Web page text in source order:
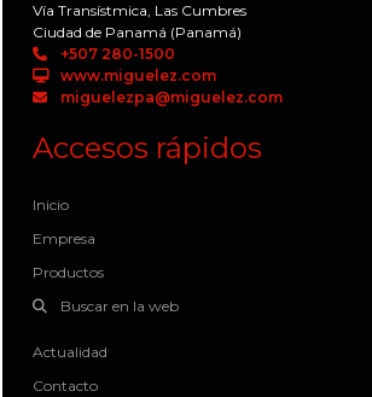
Vía Transístmica, Las Cumbres
Ciudad de Panamá (Panamá)
+507 280-1500
www.miguelez.com
miguelezpa@miguelez.com
Accesos rápidos
Inicio
Empresa
Productos
Buscar en la web
Actualidad
Contacto